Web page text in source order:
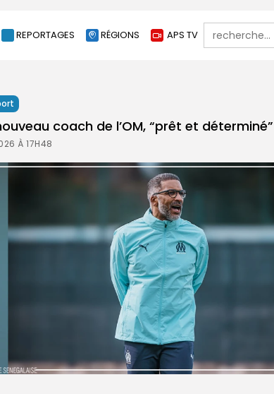
REPORTAGES RÉGIONS APS TV
Search
for:
coach de l’OM, “prêt et
À 17H48